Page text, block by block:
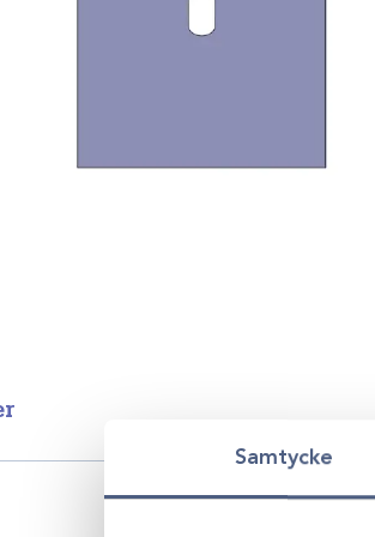
Samtycke
50x60cm (hål 6x8cm) /45st,